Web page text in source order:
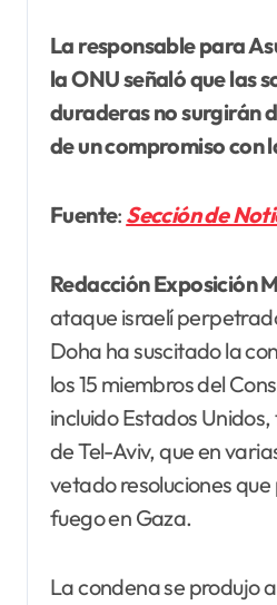
La responsable para
la ONU señaló que las
duraderas no surgirán
de un compromiso con
Fuente: Sección de
Redacción Exposición
ataque israelí
Doha ha suscitado la
los 15 miembros del
incluido Estados
de Tel-Aviv, que en
vetado resoluciones
fuego en Gaza.
La condena se produjo